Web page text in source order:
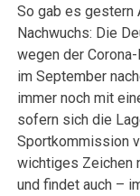
So gab es gestern
Nachwuchs: Die
wegen der
im September
immer noch mit
sofern sich die
Sportkommission
wichtiges Zeichen
und findet auch –